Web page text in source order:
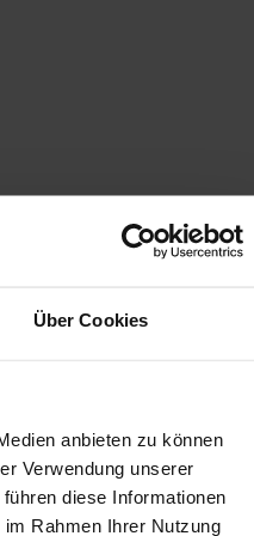
Über Cookies
anbieten zu können
Verwendung unserer
diese Informationen
Rahmen Ihrer Nutzung